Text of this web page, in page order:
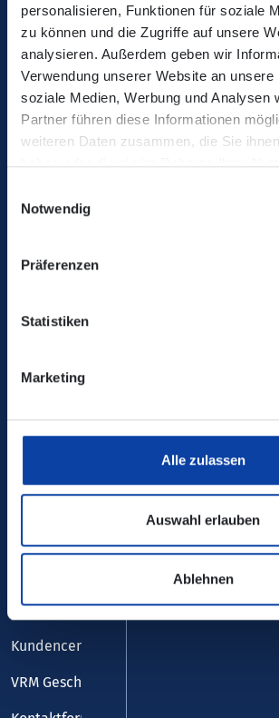
personalisieren, Funktionen für soziale
zu können und die Zugriffe auf unsere
analysieren. Außerdem geben wir
Verwendung unserer Website an unsere
soziale Medien, Werbung und Analysen
Partner führen diese Informationen
weiteren Daten zusammen, die Sie
haben oder die sie im Rahmen Ihrer
Notwendig
Präferenzen
Statistiken
Marketing
Alle zulassen
Auswahl erlauben
Ablehnen
0800 5 986 986
kostenfrei täglich 8 - 20 Uhr
Ihr Kontakt zu uns
VRM-App nutzen und durchstarten
FAQ
Fundbüro
Kundencenter
VRM Geschäftsstelle